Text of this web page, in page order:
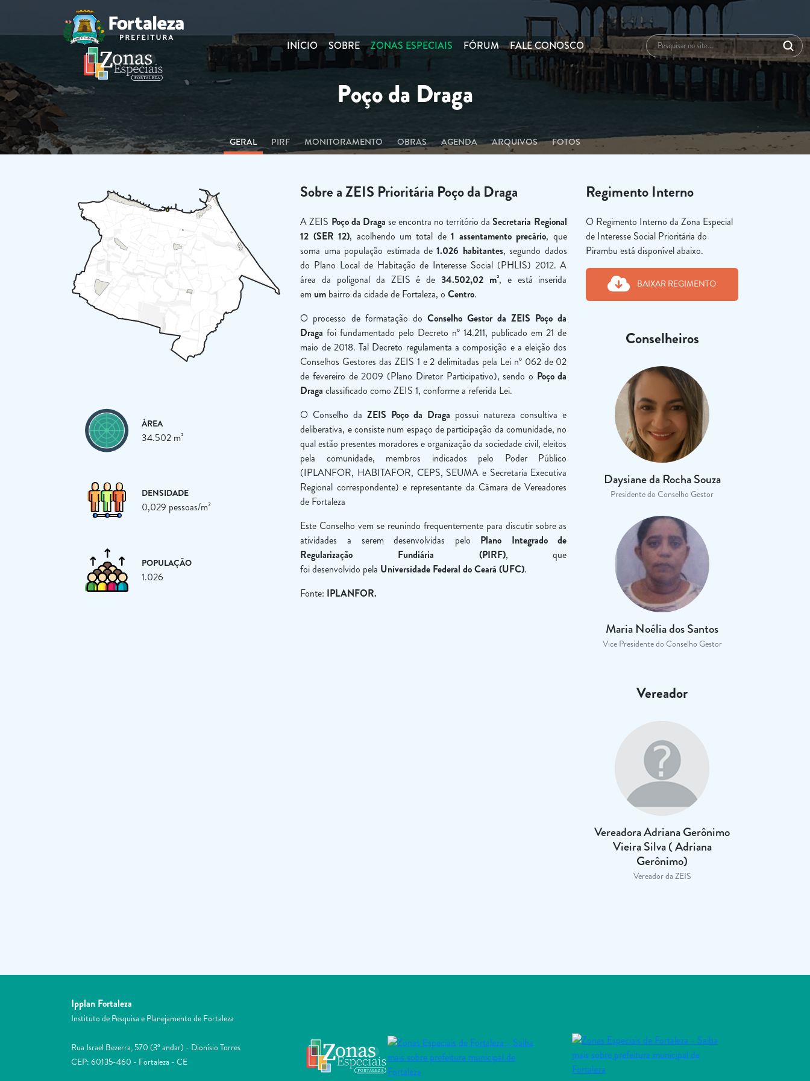
INÍCIO SOBRE ZONAS ESPECIAIS FÓRUM FALE CONOSCO
Poço da Draga
GERAL PIRF MONITORAMENTO OBRAS AGENDA ARQUIVOS FOTOS
ÁREA
34.502 m²
DENSIDADE
0,029 pessoas/m²
POPULAÇÃO
1.026
Sobre a ZEIS Prioritária Poço da Draga
A ZEIS Poço da Draga se encontra no território daSecretaria Regional
12 (SER 12), acolhendo um total de1 assentamento precário, que
soma uma população estimada de1.026 habitantes, segundo dados
do Plano Local de Habitação de Interesse Social (PHLIS) 2012. A
área da poligonal da ZEIS é de34.502,02 m², e está inserida
emum bairro da cidade de Fortaleza, oCentro.
O processo de formatação do Conselho Gestor da ZEIS Poço da
Draga foi fundamentado pelo Decreto nº 14.211, publicado em 21 de
maio de 2018. Tal Decreto regulamenta a composição e a eleição dos
Conselhos Gestores das ZEIS 1 e 2 delimitadas pela Lei nº 062 de 02
de fevereiro de 2009 (Plano Diretor Participativo), sendo o Poço da
Draga classificado como ZEIS 1, conforme a referida Lei.
O Conselho daZEIS Poço da Draga possui natureza consultiva e
deliberativa, e consiste num espaço de participação da comunidade, no
qual estão presentes moradores e organização da sociedade civil, eleitos
pela comunidade, membros indicados pelo Poder Público
(IPLANFOR, HABITAFOR, CEPS, SEUMA e Secretaria Executiva
Regional correspondente) e representante da Câmara de Vereadores
de Fortaleza
Este Conselho vem se reunindo frequentemente para discutir sobre as
atividades a serem desenvolvidas pelo Plano Integrado de
Regularização Fundiária (PIRF), que
foi desenvolvido pela Universidade Federal do Ceará (UFC).
Fonte: IPLANFOR.
Regimento Interno
O Regimento Interno da Zona Especial
de Interesse Social Prioritária do
Pirambu está disponível abaixo.
BAIXAR REGIMENTO
Conselheiros
Daysiane da Rocha Souza
Presidente do Conselho Gestor
Maria Noélia dos Santos
Vice Presidente do Conselho Gestor
Vereador
Vereadora Adriana Gerônimo
Vieira Silva ( Adriana
Gerônimo)
Vereador da ZEIS
Ipplan Fortaleza
Instituto de Pesquisa e Planejamento de Fortaleza
Rua Israel Bezerra, 570 (3º andar) - Dionísio Torres
CEP: 60135-460 - Fortaleza - CE